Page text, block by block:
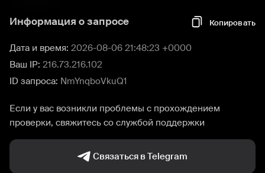
Информация о запросе Копировать
Дата и время: 2026-08-06 21:48:23 +0000
Ваш IP: 216.73.216.102
ID запроса: NmYnqboVkuQ1
Если у вас возникли проблемы с прохождением
проверки, свяжитесь со службой поддержки
Связаться в Telegram